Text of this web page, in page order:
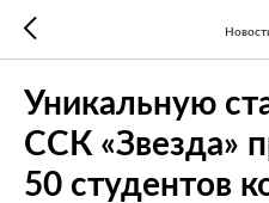
Уникальную
ССК «Звезда»
50 студентов